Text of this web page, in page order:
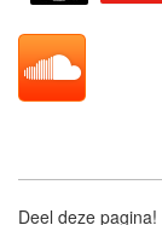
Deel deze pagina!